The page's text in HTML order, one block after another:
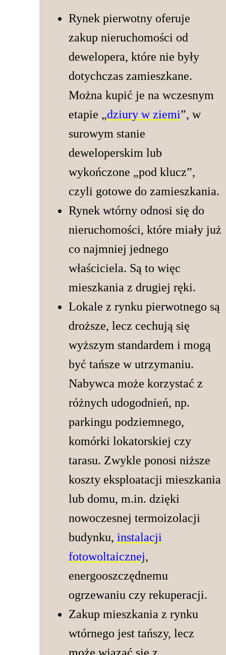
Rynek pierwotny oferuje
zakup nieruchomości od
dewelopera, które nie były
dotychczas zamieszkane.
Można kupić je na wczesnym
etapie „dziury w ziemi”, w
surowym stanie
deweloperskim lub
wykończone „pod klucz”,
czyli gotowe do zamieszkania.
Rynek wtórny odnosi się do
nieruchomości, które miały już
co najmniej jednego
właściciela. Są to więc
mieszkania z drugiej ręki.
Lokale z rynku pierwotnego są
droższe, lecz cechują się
wyższym standardem i mogą
być tańsze w utrzymaniu.
Nabywca może korzystać z
różnych udogodnień, np.
parkingu podziemnego,
komórki lokatorskiej czy
tarasu. Zwykle ponosi niższe
koszty eksploatacji mieszkania
lub domu, m.in. dzięki
nowoczesnej termoizolacji
budynku, instalacji
fotowoltaicznej,
energooszczędnemu
ogrzewaniu czy rekuperacji.
Zakup mieszkania z rynku
wtórnego jest tańszy, lecz
może wiązać się z